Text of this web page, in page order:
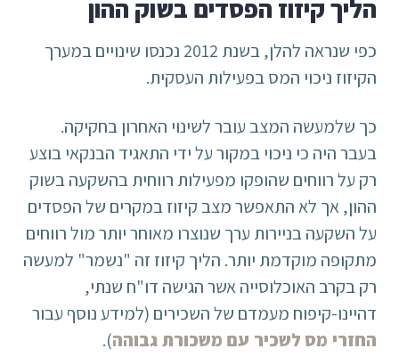
הליך קיזוז הפסדים בשוק ההון
כפי שנראה להלן, בשנת 2012 נכנסו שינויים במערך
הקיזוז ניכוי המס בפעילות העסקית.
כך שלמעשה המצב עובר לשינוי האחרון בחקיקה.
בעבר היה כי ניכוי במקור על ידי התאגיד הבנקאי בוצע
רק על רווחים שהופקו מפעילות רווחית בהשקעה בשוק
ההון, אך לא התאפשר מצב קיזוז במקרים של הפסדים
על השקעה בניירות ערך שנוצרו מאוחר יותר מול רווחים
מתקופה מוקדמת יותר. הליך קיזוז זה "נשמר" למעשה
רק בקרב האוכלוסייה אשר הגישה דו"ח שנתי,
דהיינו-קיפוח מעמדם של השכירים (למידע נוסף עבור
החזרי מס לשכיר עם משכורת גבוהה).